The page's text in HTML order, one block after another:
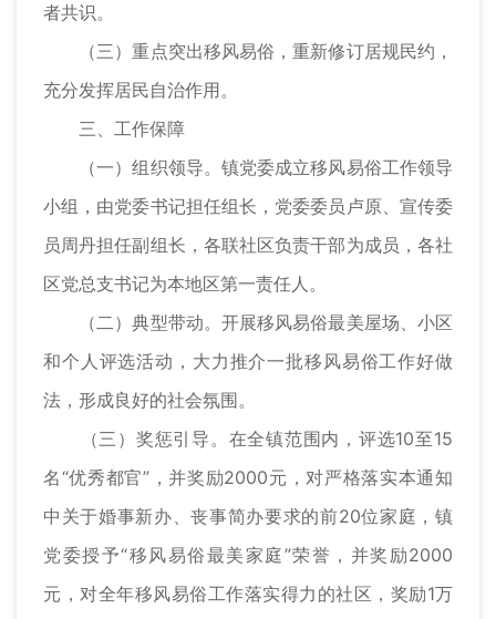
者共识。
（三）重点突出移风易俗，重新修订居规民约，
充分发挥居民自治作用。
三、工作保障
（一）组织领导。镇党委成立移风易俗工作领导
小组，由党委书记担任组长，党委委员卢原、宣传委
员周丹担任副组长，各联社区负责干部为成员，各社
区党总支书记为本地区第一责任人。
（二）典型带动。开展移风易俗最美屋场、小区
和个人评选活动，大力推介一批移风易俗工作好做
法，形成良好的社会氛围。
（三）奖惩引导。在全镇范围内，评选10至15
名“优秀都官”，并奖励2000元，对严格落实本通知
中关于婚事新办、丧事简办要求的前20位家庭，镇
党委授予“移风易俗最美家庭”荣誉，并奖励2000
元，对全年移风易俗工作落实得力的社区，奖励1万